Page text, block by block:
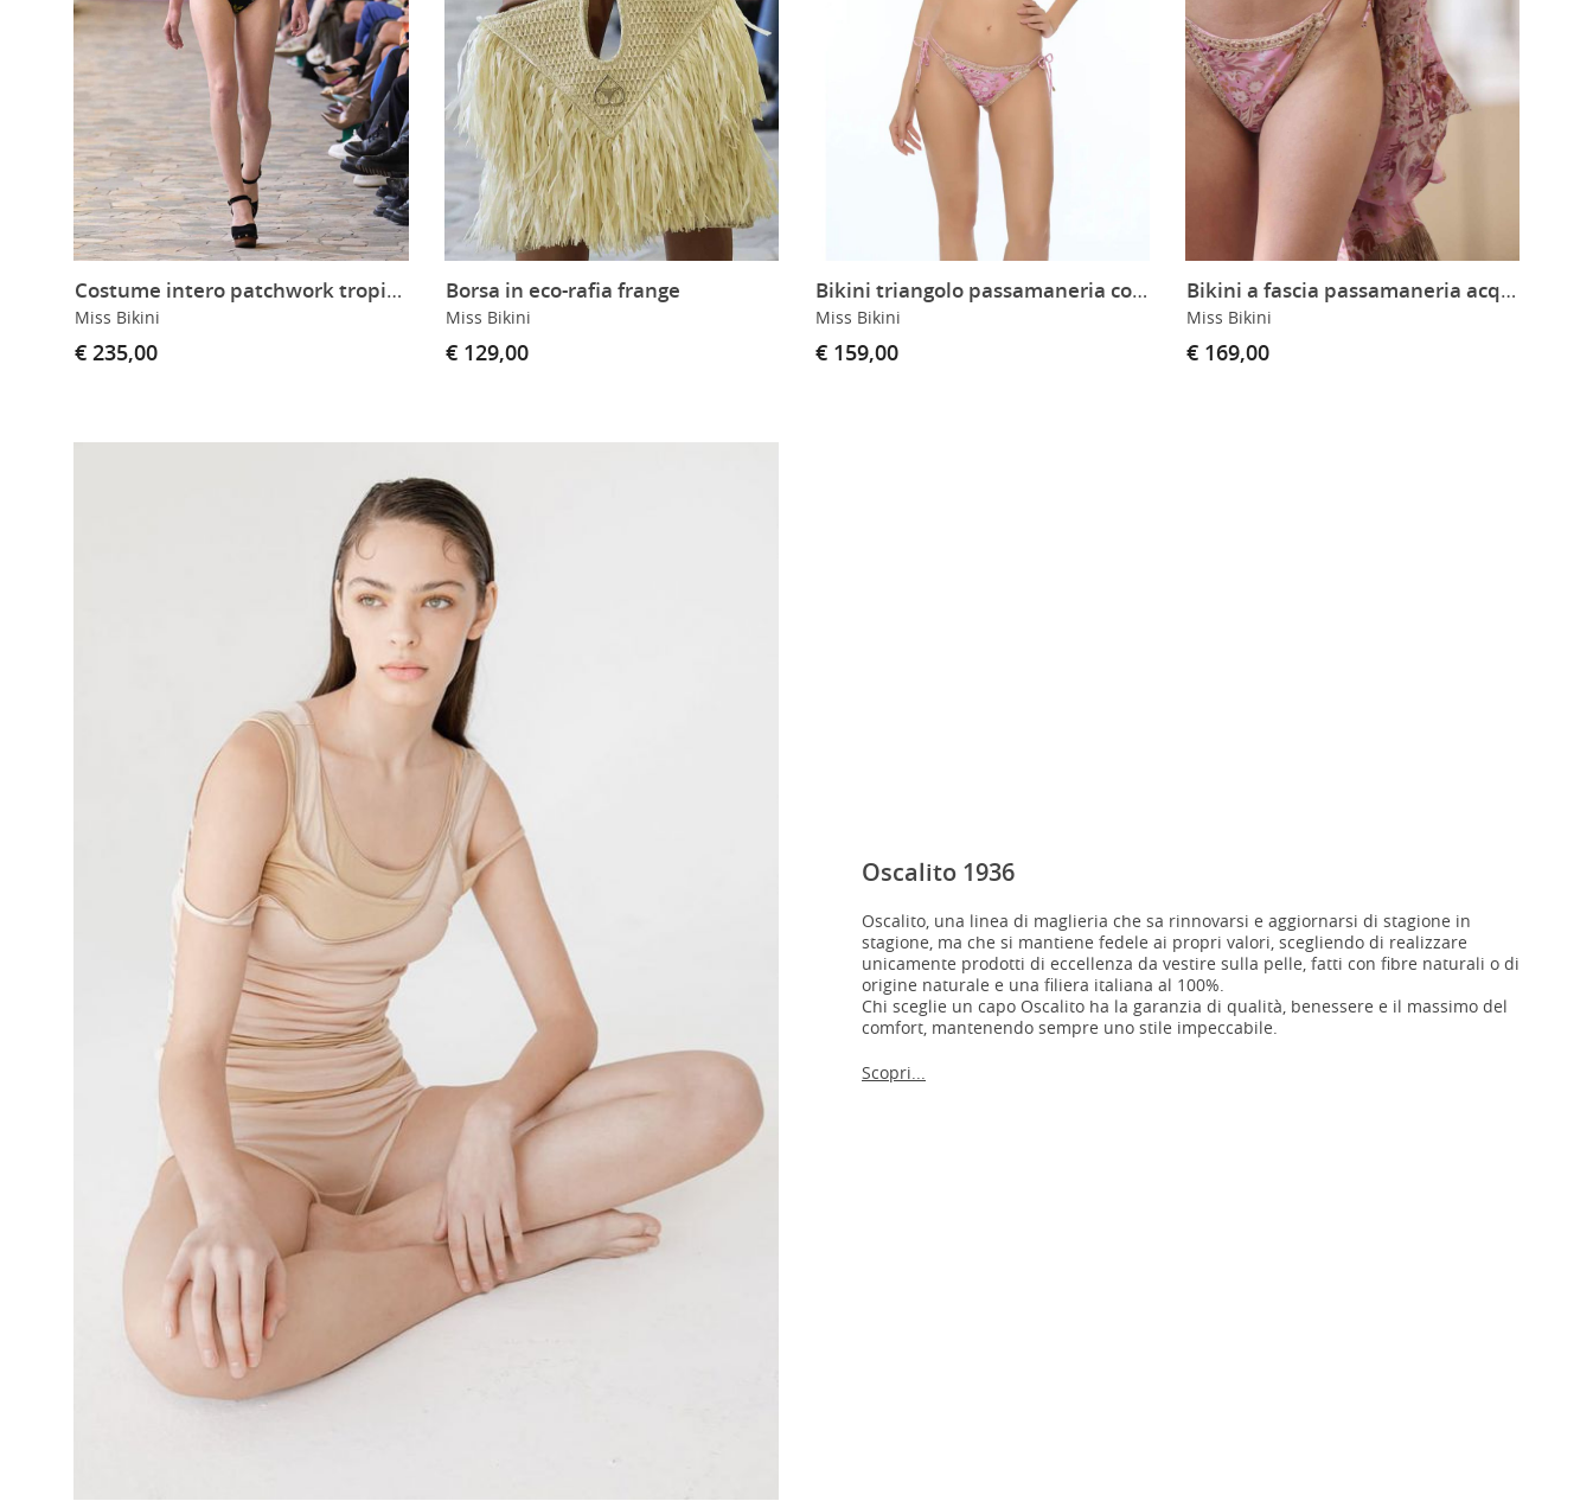
Costume intero patchwork tropicale
Miss Bikini
€ 235,00
Borsa in eco-rafia frange
Miss Bikini
€ 129,00
Bikini triangolo passamaneria corda Acquerelli
Miss Bikini
€ 159,00
Bikini a fascia passamaneria acquerello
Miss Bikini
€ 169,00
Oscalito 1936
Oscalito, una linea di maglieria che sa rinnovarsi e aggiornarsi di stagione in
stagione, ma che si mantiene fedele ai propri valori, scegliendo di realizzare
unicamente prodotti di eccellenza da vestire sulla pelle, fatti con fibre naturali o di
origine naturale e una filiera italiana al 100%.
Chi sceglie un capo Oscalito ha la garanzia di qualità, benessere e il massimo del
comfort, mantenendo sempre uno stile impeccabile.
Scopri...